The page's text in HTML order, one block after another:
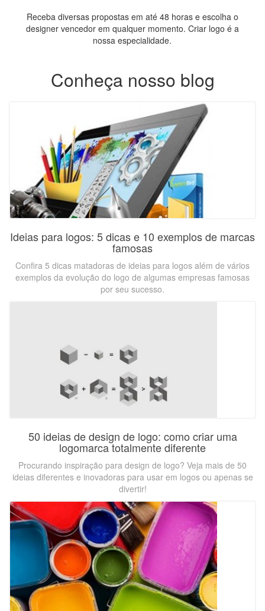
Receba diversas propostas em até 48 horas e escolha o
designer vencedor em qualquer momento. Criar logo é a
nossa especialidade.
Conheça nosso blog
Ideias para logos: 5 dicas e 10 exemplos de marcas
famosas
Confira 5 dicas matadoras de ideias para logos além de vários
exemplos da evolução do logo de algumas empresas famosas
por seu sucesso.
50 ideias de design de logo: como criar uma
logomarca totalmente diferente
Procurando inspiração para design de logo? Veja mais de 50
ideias diferentes e inovadoras para usar em logos ou apenas se
divertir!